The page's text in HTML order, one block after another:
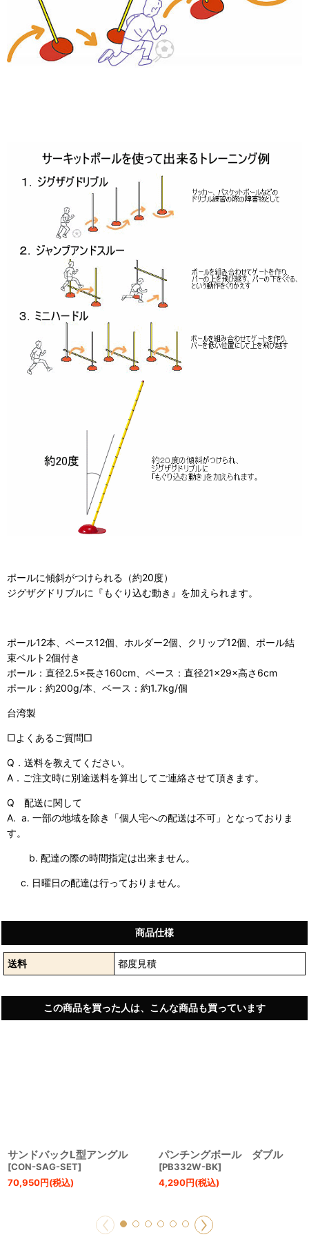
ポールに傾斜がつけられる（約20度）
ジグザグドリブルに『もぐり込む動き』を加えられます。
ポール12本、ベース12個、ホルダー2個、クリップ12個、ポール結
束ベルト2個付き
ポール：直径2.5×長さ160cm、ベース：直径21×29×高さ6cm
ポール：約200g/本、ベース：約1.7kg/個
台湾製
□よくあるご質問□
Q．送料を教えてください。
A．ご注文時に別途送料を算出してご連絡させて頂きます。
Q 配送に関して
A. a. 一部の地域を除き「個人宅への配送は不可」となっておりま
す。
b. 配達の際の時間指定は出来ません。
c. 日曜日の配達は行っておりません。
商品仕様
送料 都度見積
この商品を買った人は、こんな商品も買っています
サンドバックL型アングル
[CON-SAG-SET]
70,950円(税込)
パンチングボール ダブル
[PB332W-BK]
4,290円(税込)